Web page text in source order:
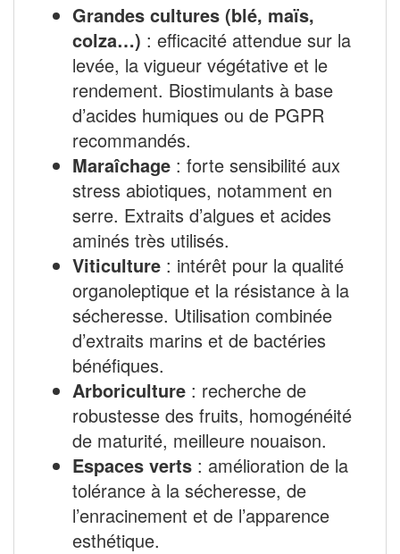
Grandes cultures (blé, maïs,
colza…) : efficacité attendue sur la
levée, la vigueur végétative et le
rendement. Biostimulants à base
d’acides humiques ou de PGPR
recommandés.
Maraîchage : forte sensibilité aux
stress abiotiques, notamment en
serre. Extraits d’algues et acides
aminés très utilisés.
Viticulture : intérêt pour la qualité
organoleptique et la résistance à la
sécheresse. Utilisation combinée
d’extraits marins et de bactéries
bénéfiques.
Arboriculture : recherche de
robustesse des fruits, homogénéité
de maturité, meilleure nouaison.
Espaces verts : amélioration de la
tolérance à la sécheresse, de
l’enracinement et de l’apparence
esthétique.